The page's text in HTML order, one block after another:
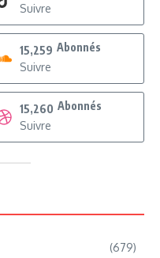
Suivre
15,259 Abonnés
Suivre
15,260 Abonnés
Suivre
(679)